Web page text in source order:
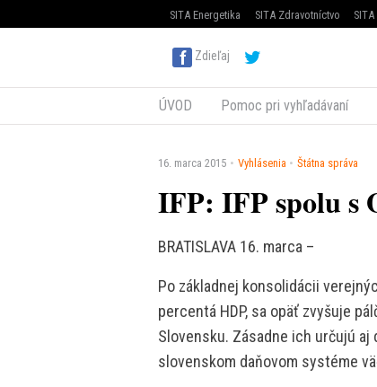
SITA Energetika SITA Zdravotníctvo
Zdieľaj
ÚVOD Pomoc pri vyhľadávaní
16. marca 2015 Vyhlásenia Štátna správa
IFP: IFP spolu s
BRATISLAVA 16. marca –
Po základnej konsolidácii
percentá HDP, sa opäť zvyšuje
Slovensku. Zásadne ich určujú aj
slovenskom daňovom systéme